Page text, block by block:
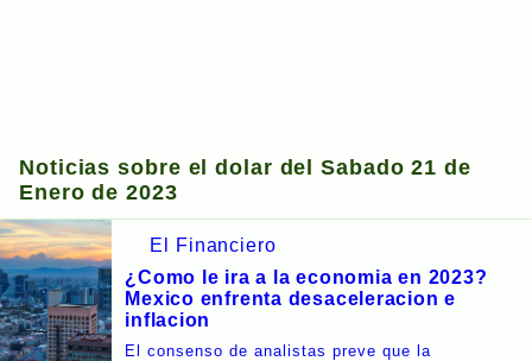
Noticias sobre el dolar del Sabado 21 de
Enero de 2023
El Financiero
¿Como le ira a la economia en 2023?
Mexico enfrenta desaceleracion e
inflacion
El consenso de analistas preve que la